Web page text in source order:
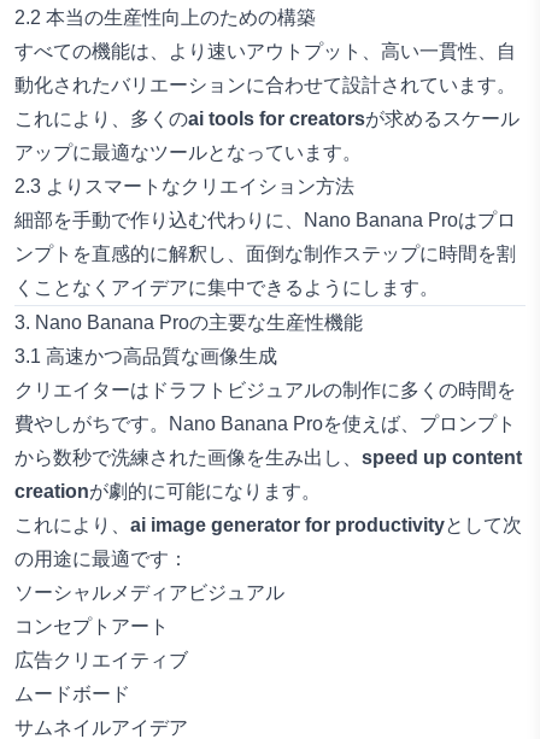
2.2 本当の生産性向上のための構築
すべての機能は、より速いアウトプット、高い一貫性、自
動化されたバリエーションに合わせて設計されています。
これにより、多くのai tools for creatorsが求めるスケール
アップに最適なツールとなっています。
2.3 よりスマートなクリエイション方法
細部を手動で作り込む代わりに、Nano Banana Proはプロ
ンプトを直感的に解釈し、面倒な制作ステップに時間を割
くことなくアイデアに集中できるようにします。
3. Nano Banana Proの主要な生産性機能
3.1 高速かつ高品質な画像生成
クリエイターはドラフトビジュアルの制作に多くの時間を
費やしがちです。Nano Banana Proを使えば、プロンプト
から数秒で洗練された画像を生み出し、 speed up content
creationが劇的に可能になります。
これにより、 ai image generator for productivityとして次
の用途に最適です：
ソーシャルメディアビジュアル
コンセプトアート
広告クリエイティブ
ムードボード
サムネイルアイデア